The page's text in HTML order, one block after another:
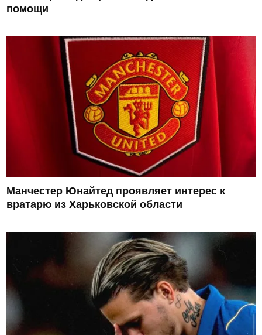
помощи
Манчестер Юнайтед проявляет интерес к
вратарю из Харьковской области